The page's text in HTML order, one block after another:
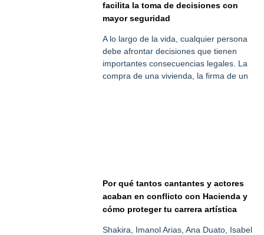
facilita la toma de decisiones con
mayor seguridad
A lo largo de la vida, cualquier persona
debe afrontar decisiones que tienen
importantes consecuencias legales. La
compra de una vivienda, la firma de un
Por qué tantos cantantes y actores
acaban en conflicto con Hacienda y
cómo proteger tu carrera artística
Shakira, Imanol Arias, Ana Duato, Isabel